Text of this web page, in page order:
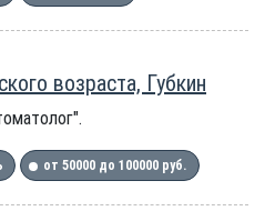
возраста, Губкин
от 50000 до 100000 руб.